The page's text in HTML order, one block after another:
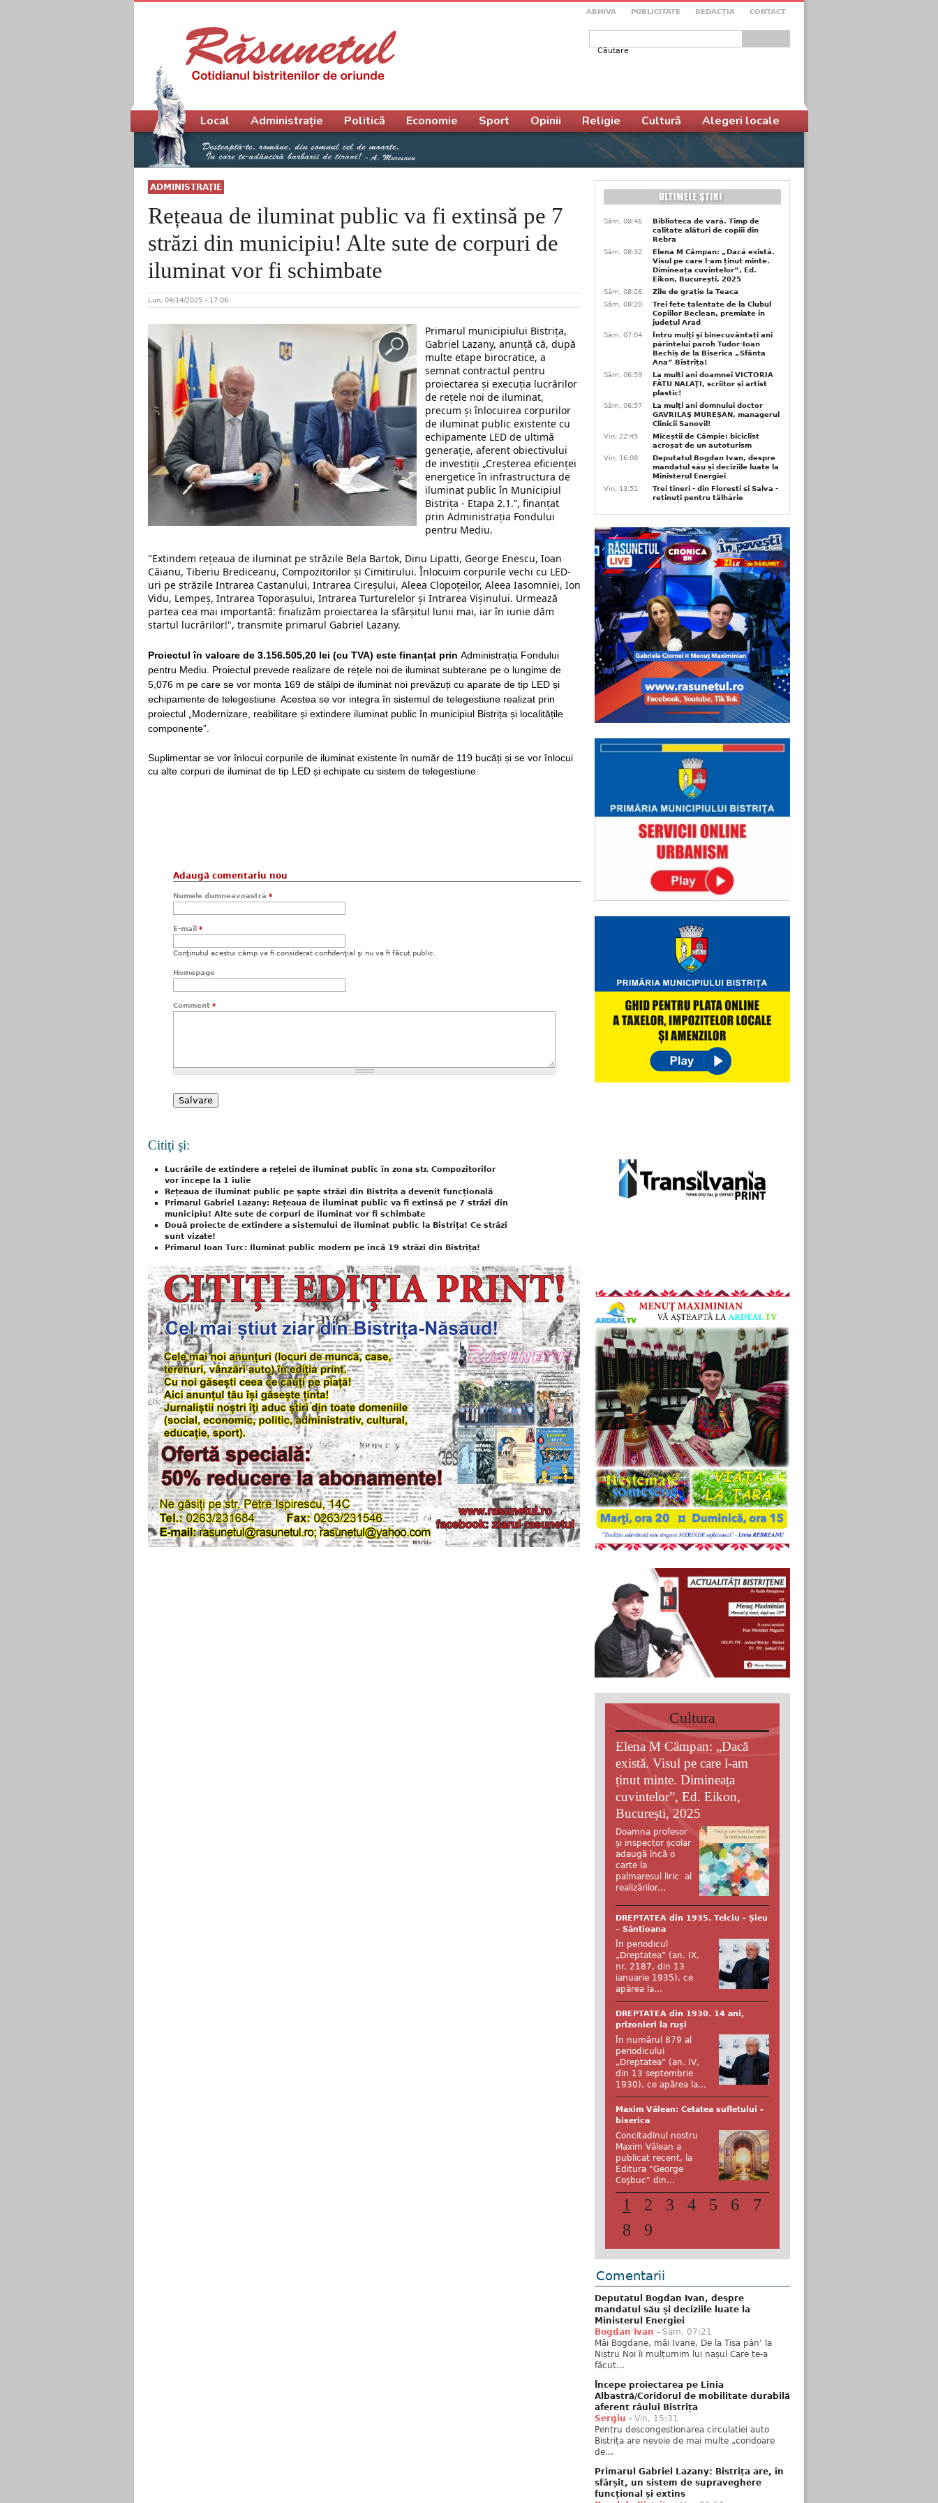
ARHIVA PUBLICITATE REDACŢIA CONTACT
Formular de căutare
ADMINISTRAŢIE
Rețeaua de iluminat public va fi extinsă pe 7
străzi din municipiu! Alte sute de corpuri de
iluminat vor fi schimbate
Lun, 04/14/2025 - 17:06
Primarul municipiului Bistrița,
Gabriel Lazany, anunță că, după
multe etape birocratice, a
semnat contractul pentru
proiectarea și execuția lucrărilor
de rețele noi de iluminat,
precum și înlocuirea corpurilor
de iluminat public existente cu
echipamente LED de ultimă
generație, aferent obiectivului
de investiții „Creșterea eficienței
energetice în infrastructura de
iluminat public în Municipiul
Bistrița - Etapa 2.1.”, finanțat
prin Administrația Fondului
pentru Mediu.
"Extindem rețeaua de iluminat pe străzile Bela Bartok, Dinu Lipatti, George Enescu, Ioan
Căianu, Tiberiu Brediceanu, Compozitorilor și Cimitirului. Înlocuim corpurile vechi cu LED-
uri pe străzile Intrarea Castanului, Intrarea Cireșului, Aleea Clopoțeilor, Aleea Iasomniei, Ion
Vidu, Lempeș, Intrarea Toporașului, Intrarea Turturelelor și Intrarea Vișinului. Urmează
partea cea mai importantă: finalizăm proiectarea la sfârșitul lunii mai, iar în iunie dăm
startul lucrărilor!", transmite primarul Gabriel Lazany.
Proiectul în valoare de 3.156.505,20 lei (cu TVA) este finanțat prin Administrația Fondului
pentru Mediu. Proiectul prevede realizare de rețele noi de iluminat subterane pe o lungime de
5,076 m pe care se vor monta 169 de stâlpi de iluminat noi prevăzuți cu aparate de tip LED și
echipamente de telegestiune. Acestea se vor integra în sistemul de telegestiune realizat prin
proiectul „Modernizare, reabilitare și extindere iluminat public în municipiul Bistrița și localitățile
componente”.
Suplimentar se vor înlocui corpurile de iluminat existente în număr de 119 bucăți și se vor înlocui
cu alte corpuri de iluminat de tip LED și echipate cu sistem de telegestiune.
Adaugă comentariu nou
Numele dumneavoastră *
E-mail *
Conţinutul acestui câmp va fi considerat confidenţial şi nu va fi făcut public.
Homepage
Comment *
Citiţi şi:
Lucrările de extindere a rețelei de iluminat public în zona str. Compozitorilor
vor începe la 1 iulie
Rețeaua de iluminat public pe șapte străzi din Bistrița a devenit funcțională
Primarul Gabriel Lazany: Rețeaua de iluminat public va fi extinsă pe 7 străzi din
municipiu! Alte sute de corpuri de iluminat vor fi schimbate
Două proiecte de extindere a sistemului de iluminat public la Bistrița! Ce străzi
sunt vizate!
Primarul Ioan Turc: Iluminat public modern pe încă 19 străzi din Bistrița!
Meniu principal
Local Administrație Politică Economie Sport Opinii Religie Cultură Alegeri locale
Sâm, 08:46
Biblioteca de vară. Timp de
calitate alături de copiii din
Rebra
Sâm, 08:32
Elena M Câmpan: „Dacă există.
Visul pe care l-am ținut minte.
Dimineața cuvintelor”, Ed.
Eikon, București, 2025
Sâm, 08:26
Zile de grație la Teaca
Sâm, 08:20
Trei fete talentate de la Clubul
Copiilor Beclean, premiate in
județul Arad
Sâm, 07:04
Întru mulţi şi binecuvântați ani
părintelui paroh Tudor-Ioan
Bechiș de la Biserica „Sfânta
Ana” Bistrița!
Sâm, 06:59
La mulți ani doamnei VICTORIA
FĂTU NALAŢI, scriitor și artist
plastic!
Sâm, 06:57
La mulţi ani domnului doctor
GAVRILAŞ MUREŞAN, managerul
Clinicii Sanovil!
Vin, 22:45
Miceștii de Câmpie: biciclist
acroșat de un autoturism
Vin, 16:08
Deputatul Bogdan Ivan, despre
mandatul său și deciziile luate la
Ministerul Energiei
Vin, 13:51
Trei tineri - din Florești și Salva -
reținuți pentru tâlhărie
Cultura
Elena M Câmpan: „Dacă
există. Visul pe care l-am
ținut minte. Dimineața
cuvintelor”, Ed. Eikon,
București, 2025
Doamna profesor
și inspector școlar
adaugă încă o
carte la
palmaresul liric al
realizărilor...
DREPTATEA din 1935. Telciu - Șieu
– Sântioana
În periodicul
„Dreptatea” (an. IX,
nr. 2187, din 13
ianuarie 1935), ce
apărea la...
DREPTATEA din 1930. 14 ani,
prizonieri la ruși
În numărul 879 al
periodicului
„Dreptatea” (an. IV,
din 13 septembrie
1930), ce apărea la...
Maxim Vălean: Cetatea sufletului -
biserica
Concitadinul nostru
Maxim Vălean a
publicat recent, la
Editura "George
Coşbuc" din...
1 2 3 4 5 6
7
8
9
Comentarii
Deputatul Bogdan Ivan, despre
mandatul său și deciziile luate la
Ministerul Energiei
Bogdan Ivan - Sâm, 07:21
Măi Bogdane, măi Ivane, De la Tisa pân’ la
Nistru Noi îi mulțumim lui nașul Care te-a
făcut...
Începe proiectarea pe Linia
Albastră/Coridorul de mobilitate durabilă
aferent râului Bistrița
Sergiu - Vin, 15:31
Pentru descongestionarea circulatiei auto
Bistrița are nevoie de mai multe „coridoare
de...
Primarul Gabriel Lazany: Bistrița are, în
sfârșit, un sistem de supraveghere
funcțional și extins